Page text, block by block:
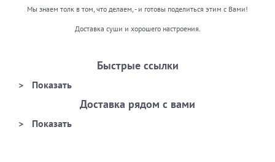
Мы знаем толк в том, что делаем, - и готовы поделиться этим с Вами!
Доставка суши и хорошего настроения.
Быстрые ссылки
Доставка рядом с вами